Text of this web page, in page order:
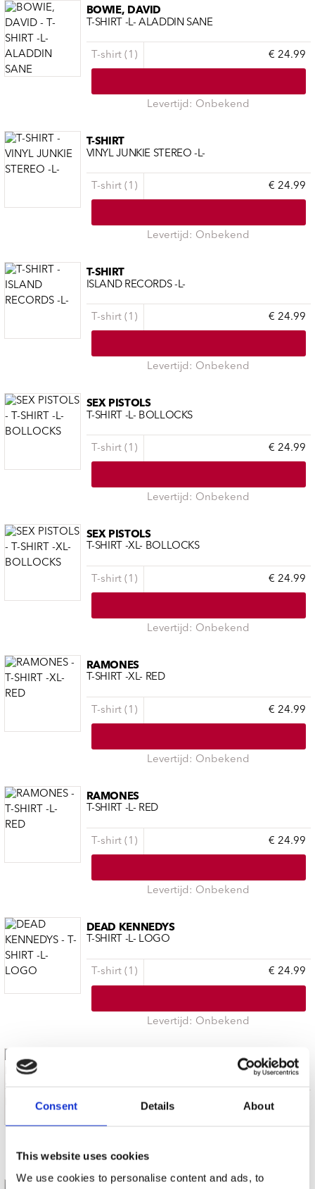
Consent Details About
This website uses cookies
We use cookies to personalise content and ads, to
BOWIE, DAVID
T-SHIRT -L- ALADDIN SANE
T-shirt (1) € 24.99
Levertijd: Onbekend
T-SHIRT
VINYL JUNKIE STEREO -L-
T-shirt (1) € 24.99
Levertijd: Onbekend
T-SHIRT
ISLAND RECORDS -L-
T-shirt (1) € 24.99
Levertijd: Onbekend
SEX PISTOLS
T-SHIRT -L- BOLLOCKS
T-shirt (1) € 24.99
Levertijd: Onbekend
SEX PISTOLS
T-SHIRT -XL- BOLLOCKS
T-shirt (1) € 24.99
Levertijd: Onbekend
RAMONES
T-SHIRT -XL- RED
T-shirt (1) € 24.99
Levertijd: Onbekend
RAMONES
T-SHIRT -L- RED
T-shirt (1) € 24.99
Levertijd: Onbekend
DEAD KENNEDYS
T-SHIRT -L- LOGO
T-shirt (1) € 24.99
Levertijd: Onbekend
€ 24.99
Levertijd: Onbekend